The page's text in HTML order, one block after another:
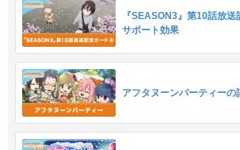
『SEASON3』第10話放
サポート効果
アフタヌーンパーティーの